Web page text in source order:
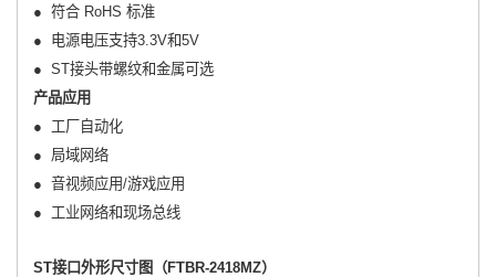
● 符合 RoHS 标准
● 电源电压支持3.3V和5V
● ST接头带螺纹和金属可选
产品应用
● 工厂自动化
● 局域网络
● 音视频应用/游戏应用
● 工业网络和现场总线
ST接口外形尺寸图（FTBR-2418MZ）